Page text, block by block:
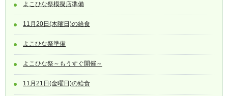
よこひな祭模擬店準備
11月20日(木曜日)の給食
よこひな祭準備
よこひな祭～もうすぐ開催～
11月21日(金曜日)の給食